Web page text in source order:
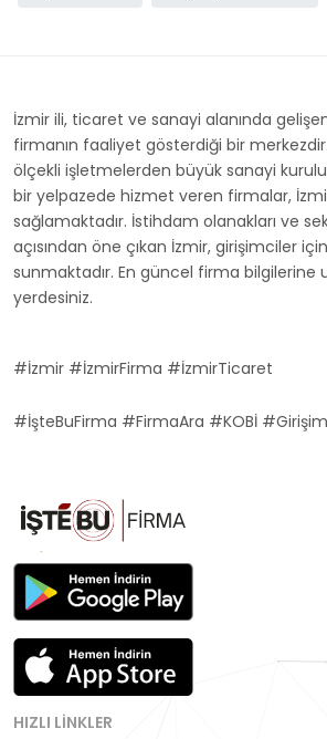
İzmir ili, ticaret ve sanayi alanında
firmanın faaliyet gösterdiği bir
ölçekli işletmelerden büyük sanayi
bir yelpazede hizmet veren firmalar,
sağlamaktadır. İstihdam olanakları ve
açısından öne çıkan İzmir, girişimciler
sunmaktadır. En güncel firma bilgilerine
yerdesiniz.
#İzmir #İzmirFirma #İzmirTicaret
#İşteBuFirma #FirmaAra #KOBİ
HIZLI LINKLER